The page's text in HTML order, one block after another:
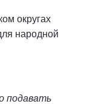
округах
народной
подавать